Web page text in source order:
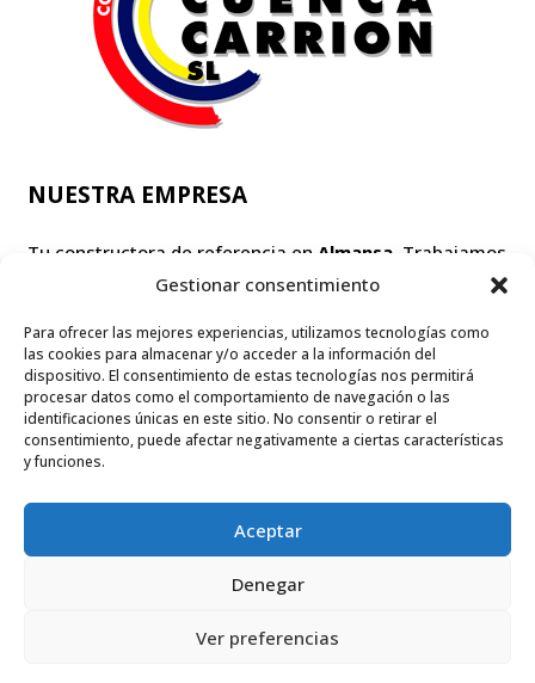
Gestionar consentimiento
Para ofrecer las mejores experiencias, utilizamos tecnologías como
las cookies para almacenar y/o acceder a la información del
dispositivo. El consentimiento de estas tecnologías nos permitirá
procesar datos como el comportamiento de navegación o las
identificaciones únicas en este sitio. No consentir o retirar el
consentimiento, puede afectar negativamente a ciertas características
y funciones.
Aceptar
Denegar
Ver preferencias
NUESTRA EMPRESA
Tu constructora de referencia en Almansa. Trabajamos
ValenciayAlicante. ¿Cuál es tu sueño?
¡Hagámoslo realidad juntos!
LEGAL
Política de cookies